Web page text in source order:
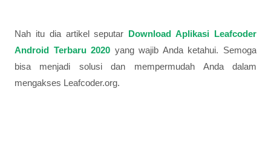
Nah itu dia artikel seputar Download Aplikasi Leafcoder
Android Terbaru 2020 yang wajib Anda ketahui. Semoga
bisa menjadi solusi dan mempermudah Anda dalam
mengakses Leafcoder.org.